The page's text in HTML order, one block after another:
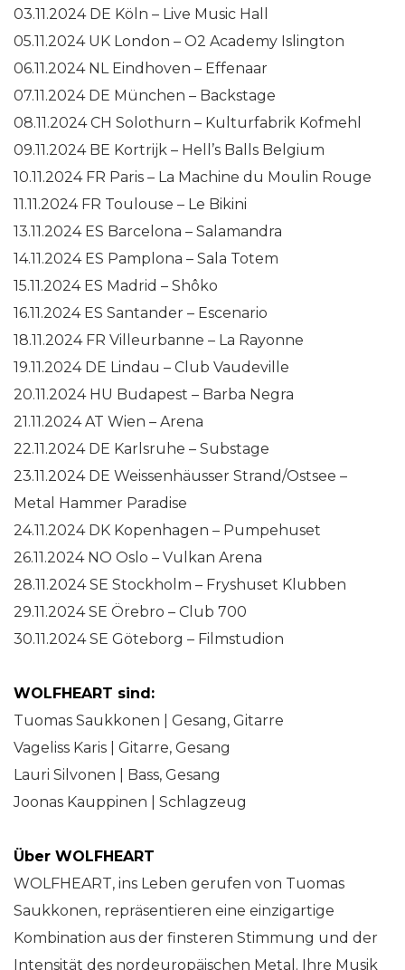
03.11.2024 DE Köln – Live Music Hall
05.11.2024 UK London – O2 Academy Islington
06.11.2024 NL Eindhoven – Effenaar
07.11.2024 DE München – Backstage
08.11.2024 CH Solothurn – Kulturfabrik Kofmehl
09.11.2024 BE Kortrijk – Hell’s Balls Belgium
10.11.2024 FR Paris – La Machine du Moulin Rouge
11.11.2024 FR Toulouse – Le Bikini
13.11.2024 ES Barcelona – Salamandra
14.11.2024 ES Pamplona – Sala Totem
15.11.2024 ES Madrid – Shôko
16.11.2024 ES Santander – Escenario
18.11.2024 FR Villeurbanne – La Rayonne
19.11.2024 DE Lindau – Club Vaudeville
20.11.2024 HU Budapest – Barba Negra
21.11.2024 AT Wien – Arena
22.11.2024 DE Karlsruhe – Substage
23.11.2024 DE Weissenhäusser Strand/Ostsee –
Metal Hammer Paradise
24.11.2024 DK Kopenhagen – Pumpehuset
26.11.2024 NO Oslo – Vulkan Arena
28.11.2024 SE Stockholm – Fryshuset Klubben
29.11.2024 SE Örebro – Club 700
30.11.2024 SE Göteborg – Filmstudion
WOLFHEART sind:
Tuomas Saukkonen | Gesang, Gitarre
Vageliss Karis | Gitarre, Gesang
Lauri Silvonen | Bass, Gesang
Joonas Kauppinen | Schlagzeug
Über WOLFHEART
WOLFHEART, ins Leben gerufen von Tuomas
Saukkonen, repräsentieren eine einzigartige
Kombination aus der finsteren Stimmung und der
Intensität des nordeuropäischen Metal. Ihre Musik